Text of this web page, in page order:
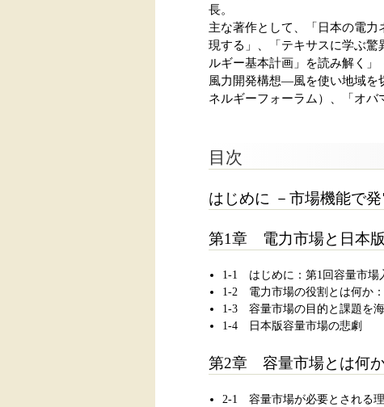
長。
主な著作として、「日本の電
現する」、「テキサスに学ぶ
ルギー基本計画」を読み解く
風力開発構想―風を使い地域を
ネルギーフォーラム）、「オバ
目次
はじめに －市場機能で
第1章 電力市場と日本
1-1 はじめに：第1回容量市場
1-2 電力市場の役割とは何か
1-3 容量市場の目的と課題を
1-4 日本版容量市場の悲劇
第2章 容量市場とは何
2-1 容量市場が必要とされる